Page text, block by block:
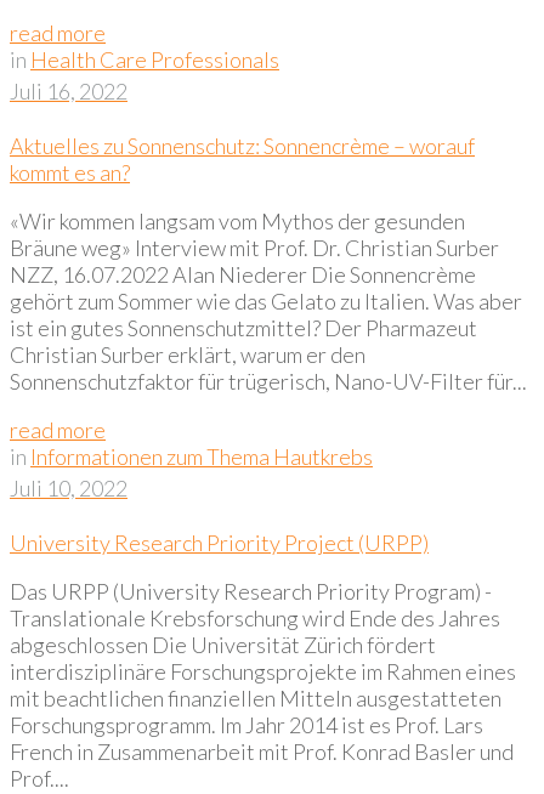
read more
in Health Care Professionals
Juli 16, 2022
Aktuelles zu Sonnenschutz: Sonnencrème – worauf
kommt es an?
«Wir kommen langsam vom Mythos der gesunden
Bräune weg» Interview mit Prof. Dr. Christian Surber
NZZ, 16.07.2022 Alan Niederer Die Sonnencrème
gehört zum Sommer wie das Gelato zu Italien. Was aber
ist ein gutes Sonnenschutzmittel? Der Pharmazeut
Christian Surber erklärt, warum er den
Sonnenschutzfaktor für trügerisch, Nano-UV-Filter für...
read more
in Informationen zum Thema Hautkrebs
Juli 10, 2022
University Research Priority Project (URPP)
Das URPP (University Research Priority Program) -
Translationale Krebsforschung wird Ende des Jahres
abgeschlossen Die Universität Zürich fördert
interdisziplinäre Forschungsprojekte im Rahmen eines
mit beachtlichen finanziellen Mitteln ausgestatteten
Forschungsprogramm. Im Jahr 2014 ist es Prof. Lars
French in Zusammenarbeit mit Prof. Konrad Basler und
Prof....